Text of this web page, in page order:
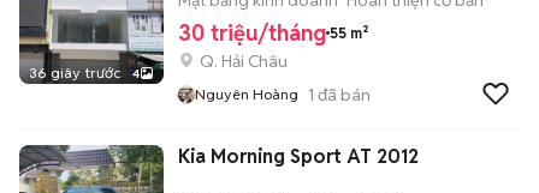
36 giây trước 4
30 triệu/tháng 55 m²
Q. Hải Châu
Nguyên Hoàng 1 đã bán
Kia Morning Sport AT 2012